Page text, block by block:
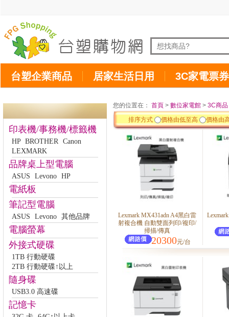
台塑企業商品 居家生活日用 3C家電票券
印表機/事務機/標籤機
HP BROTHER Canon
LEXMARK
品牌桌上型電腦
ASUS Levono HP
電紙板
筆記型電腦
ASUS Levono 其他品牌
電腦螢幕
外接式硬碟
1TB 行動硬碟
2TB 行動硬碟↑以上
隨身碟
USB3.0 高速碟
記憶卡
您的位置在： 首頁 > 數位家電館 > 3C商品
排序方式
價格由低至高 價格由
Lexmark MX431adn A4黑白雷
射複合機 自動雙面列印/複印/
掃描/傳真
20300元/台